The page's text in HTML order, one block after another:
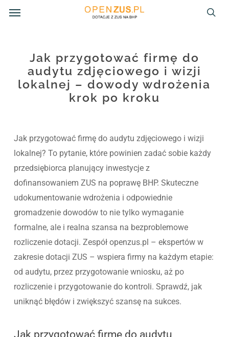
Skip
Jak przygotować firmę do
audytu zdjęciowego i wizji
lokalnej – dowody wdrożenia
krok po kroku
Jak przygotować firmę do audytu zdjęciowego i wizji
lokalnej? To pytanie, które powinien zadać sobie każdy
przedsiębiorca planujący inwestycje z
dofinansowaniem ZUS na poprawę BHP. Skuteczne
udokumentowanie wdrożenia i odpowiednie
gromadzenie dowodów to nie tylko wymaganie
formalne, ale i realna szansa na bezproblemowe
rozliczenie dotacji. Zespół openzus.pl – ekspertów w
zakresie dotacji ZUS – wspiera firmy na każdym etapie:
od audytu, przez przygotowanie wniosku, aż po
rozliczenie i przygotowanie do kontroli. Sprawdź, jak
uniknąć błędów i zwiększyć szansę na sukces.
Jak przygotować firmę do audytu